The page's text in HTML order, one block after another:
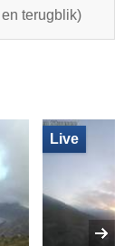
terugblik)
Live